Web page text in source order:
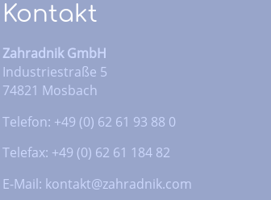
Kontakt
Zahradnik GmbH
Industriestraße 5
74821 Mosbach
Telefon: +49 (0) 62 61 93 88 0
Telefax: +49 (0) 62 61 184 82
E-Mail: kontakt@zahradnik.com